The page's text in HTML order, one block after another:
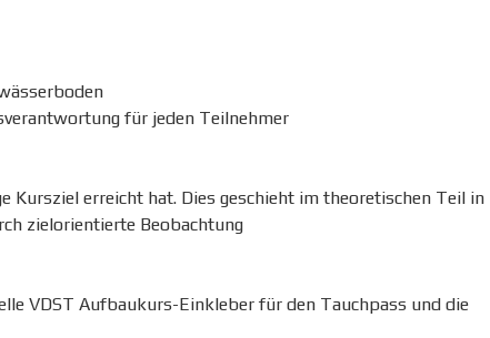
für jeden Teilnehmer
erreicht hat. Dies geschieht im theoretischen Teil in
zielorientierte Beobachtung
VDST Aufbaukurs-Einkleber für den Tauchpass und die